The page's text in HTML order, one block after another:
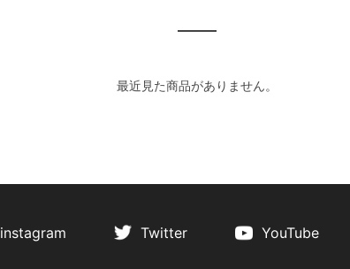
最近見た商品がありません。
instagram Twitter YouTube